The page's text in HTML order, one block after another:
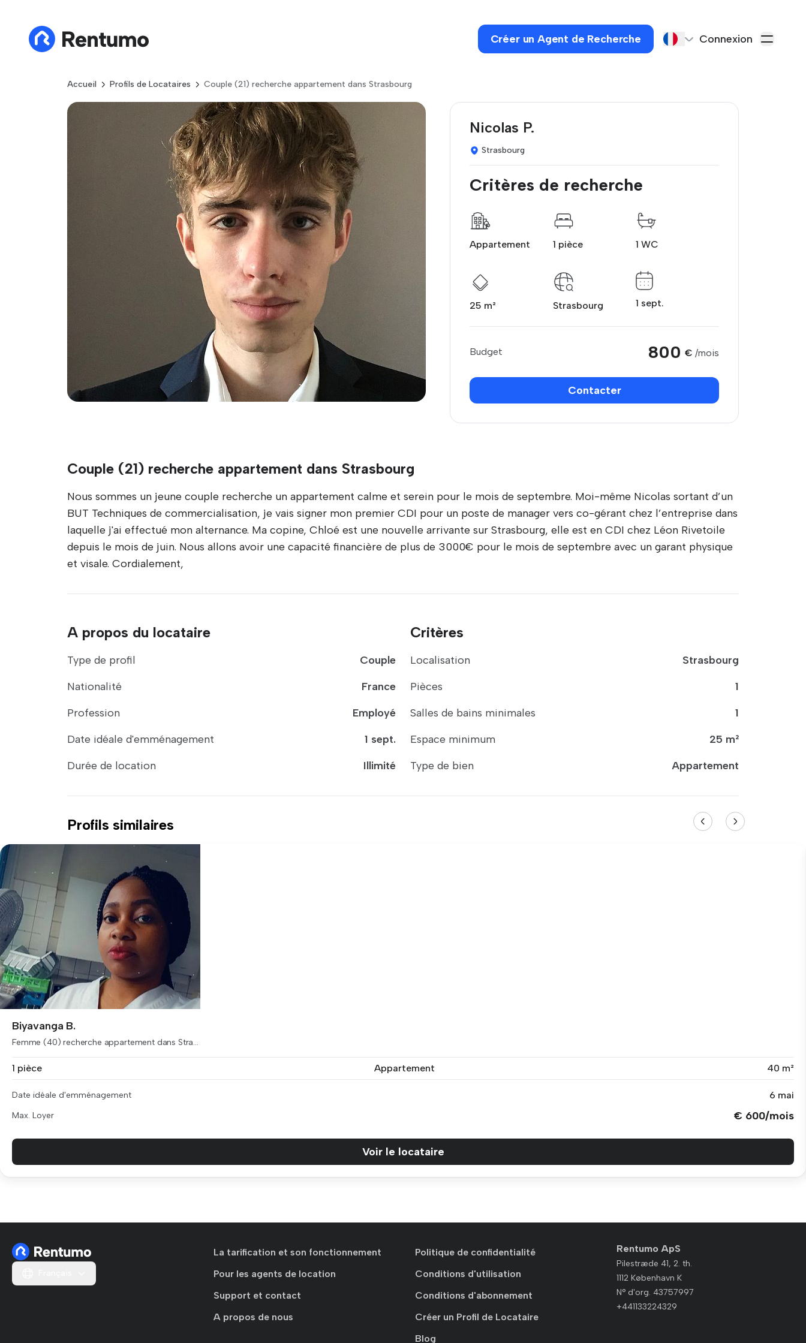
Créer un Agent de Recherche Connexion
Accueil Profils de Locataires Couple (21) recherche appartement dans Strasbourg
Nicolas P.
Strasbourg
Critères de recherche
Appartement 1 pièce 1 WC
25 m² Strasbourg 1 sept.
Budget 800 € /mois
Contacter
Couple (21) recherche appartement dans Strasbourg
Nous sommes un jeune couple recherche un appartement calme et serein pour le mois de septembre. Moi-même Nicolas sortant d’un
BUT Techniques de commercialisation, je vais signer mon premier CDI pour un poste de manager vers co-gérant chez l’entreprise dans
laquelle j'ai effectué mon alternance. Ma copine, Chloé est une nouvelle arrivante sur Strasbourg, elle est en CDI chez Léon Rivetoile
depuis le mois de juin. Nous allons avoir une capacité financière de plus de 3000€ pour le mois de septembre avec un garant physique
et visale. Cordialement,
A propos du locataire
Type de profil
Couple
Nationalité
France
Profession
Employé
Date idéale d'emménagement
1 sept.
Durée de location
Illimité
Critères
Localisation
Strasbourg
Pièces
1
Salles de bains minimales
1
Espace minimum
25 m²
Type de bien
Appartement
Profils similaires
Biyavanga B.
Femme (40) recherche appartement dans Stra...
1 pièce Appartement 40 m²
Date idéale d'emménagement 6 mai
Max. Loyer € 600/mois
Voir le locataire
La tarification et son fonctionnement
Pour les agents de location
Support et contact
A propos de nous
Politique de confidentialité
Conditions d'utilisation
Conditions d'abonnement
Créer un Profil de Locataire
Blog
Rentumo ApS
Pilestræde 41, 2. th.
1112 København K
N° d'org. 43757997
+441133224329